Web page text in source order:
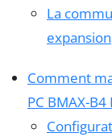
La
expansion
Comment
PC BMAX-B4